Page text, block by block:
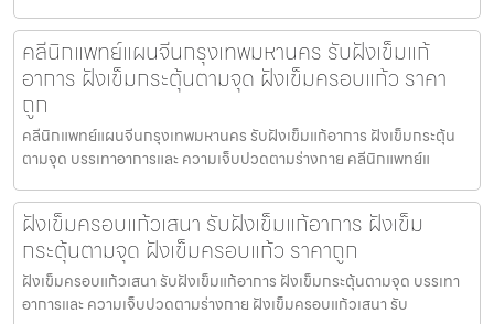
คลีนิกแพทย์แผนจีนกรุงเทพมหานคร รับฝังเข็มแก้
อาการ ฝังเข็มกระตุ้นตามจุด ฝังเข็มครอบแก้ว ราคา
ถูก
คลีนิกแพทย์แผนจีนกรุงเทพมหานคร รับฝังเข็มแก้อาการ ฝังเข็มกระตุ้น
ตามจุด บรรเทาอาการและ ความเจ็บปวดตามร่างกาย คลีนิกแพทย์แ
ฝังเข็มครอบแก้วเสนา รับฝังเข็มแก้อาการ ฝังเข็ม
กระตุ้นตามจุด ฝังเข็มครอบแก้ว ราคาถูก
ฝังเข็มครอบแก้วเสนา รับฝังเข็มแก้อาการ ฝังเข็มกระตุ้นตามจุด บรรเทา
อาการและ ความเจ็บปวดตามร่างกาย ฝังเข็มครอบแก้วเสนา รับ